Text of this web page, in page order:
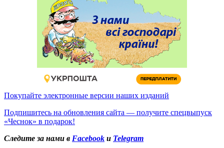
Покупайте электронные версии наших изданий
Подпишитесь на обновления сайта — получите спецвыпуск
«Чеснок» в подарок!
Следите за нами в Facebook и Telegram